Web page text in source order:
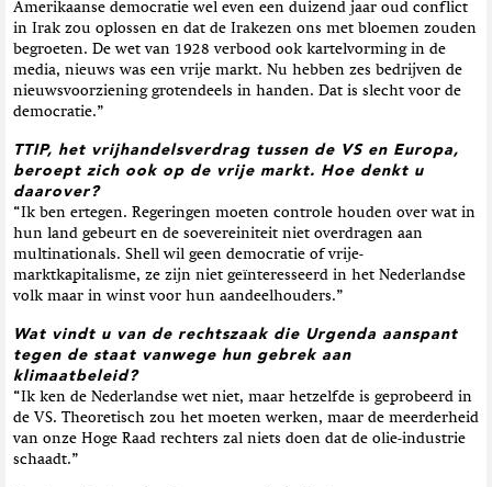
Amerikaanse democratie wel even een duizend jaar oud conflict
in Irak zou oplossen en dat de Irakezen ons met bloemen zouden
begroeten. De wet van 1928 verbood ook kartelvorming in de
media, nieuws was een vrije markt. Nu hebben zes bedrijven de
nieuwsvoorziening grotendeels in handen. Dat is slecht voor de
democratie.”
TTIP, het vrijhandelsverdrag tussen de VS en Europa,
beroept zich ook op de vrije markt. Hoe denkt u
daarover?
“Ik ben ertegen. Regeringen moeten controle houden over wat in
hun land gebeurt en de soevereiniteit niet overdragen aan
multinationals. Shell wil geen democratie of vrije-
marktkapitalisme, ze zijn niet geïnteresseerd in het Nederlandse
volk maar in winst voor hun aandeelhouders.”
Wat vindt u van de rechtszaak die Urgenda aanspant
tegen de staat vanwege hun gebrek aan
klimaatbeleid?
“Ik ken de Nederlandse wet niet, maar hetzelfde is geprobeerd in
de VS. Theoretisch zou het moeten werken, maar de meerderheid
van onze Hoge Raad rechters zal niets doen dat de olie-industrie
schaadt.”